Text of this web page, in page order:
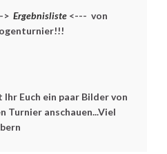
> Ergebnisliste <--- von
Euch ein paar Bilder von
Turnier anschauen...Viel